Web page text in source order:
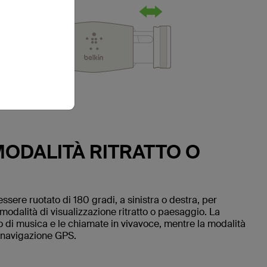
RITRATTO O
ruotato di 180 gradi, a sinistra o destra, per
di visualizzazione ritratto o paesaggio. La
musica e le chiamate in vivavoce, mentre la modalità
GPS.